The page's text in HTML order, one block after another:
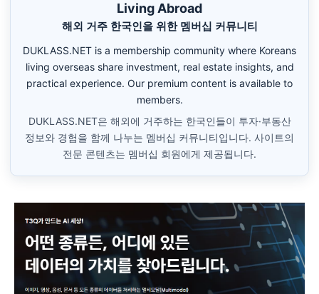
Living Abroad
해외 거주 한국인을 위한 멤버십 커뮤니티
DUKLASS.NET is a membership community where Koreans
living overseas share investment, real estate insights, and
practical experience. Our premium content is available to
members.
DUKLASS.NET은 해외에 거주하는 한국인들이 투자·부동산
정보와 경험을 함께 나누는 멤버십 커뮤니티입니다. 사이트의
전문 콘텐츠는 멤버십 회원에게 제공됩니다.